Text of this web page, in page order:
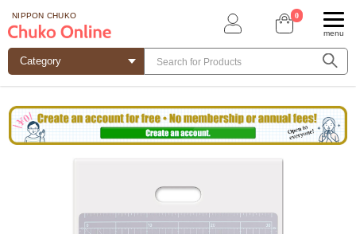
NIPPON CHUKO 0
menu